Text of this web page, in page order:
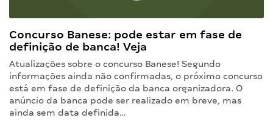
Concurso Banese: pode estar em fase de
definição de banca! Veja
Atualizações sobre o concurso Banese! Segundo
informações ainda não confirmadas, o próximo concurso
está em fase de definição da banca organizadora. O
anúncio da banca pode ser realizado em breve, mas
ainda sem data definida…